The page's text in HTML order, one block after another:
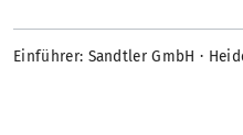
Einführer: Sandtler GmbH ·